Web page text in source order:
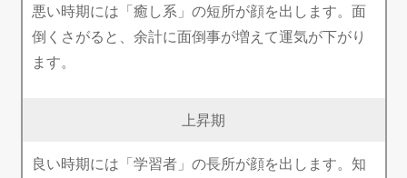
悪い時期には「癒し系」の短所が顔を出します。面
倒くさがると、余計に面倒事が増えて運気が下がり
ます。
上昇期
良い時期には「学習者」の長所が顔を出します。知